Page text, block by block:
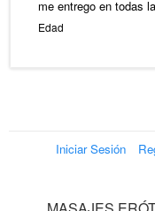
me entrego en todas
Edad
Iniciar Sesión